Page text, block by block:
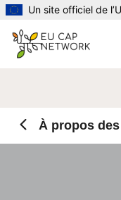
Aller au contenu
Un site officiel de
À propos
pratiques